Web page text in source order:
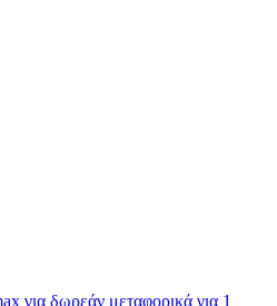
για δωρεάν μεταφορικά για 1